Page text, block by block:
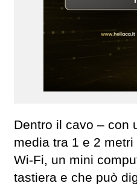
Dentro il cavo – con
media tra 1 e 2
Wi-Fi, un mini
tastiera e che può